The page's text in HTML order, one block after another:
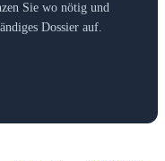
Sie wo nötig und
Dossier auf.